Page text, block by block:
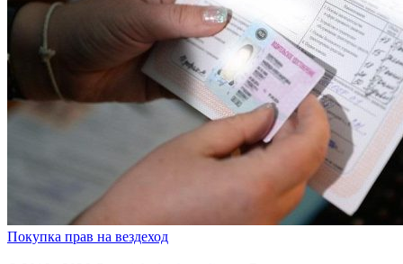
Покупка прав на вездеход